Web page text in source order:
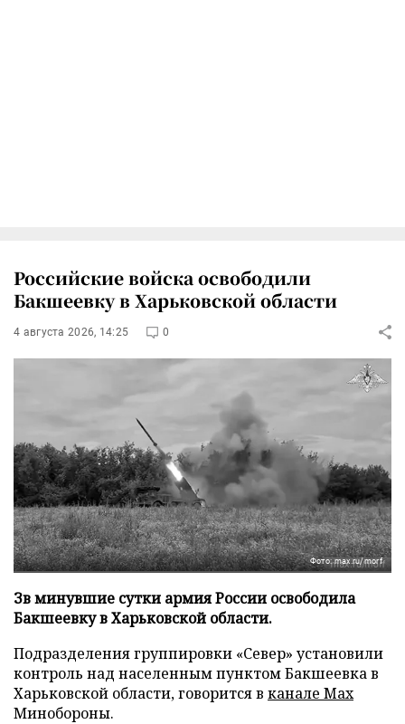
Российские войска освободили
Бакшеевку в Харьковской области
4 августа 2026, 14:25 0
Фото: max.ru/morf
Зв минувшие сутки армия России освободила
Бакшеевку в Харьковской области.
Подразделения группировки «Север» установили
контроль над населенным пунктом Бакшеевка в
Харьковской области, говорится в канале Max
Минобороны.